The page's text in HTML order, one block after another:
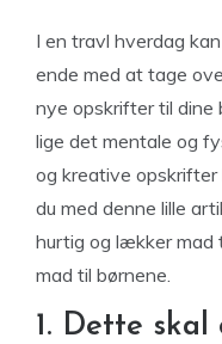
I en travl hverdag
ende med at tage
nye opskrifter til dine
lige det mentale og
og kreative
du med denne lille
hurtig og lækker mad
mad til børnene.
1. Dette skal